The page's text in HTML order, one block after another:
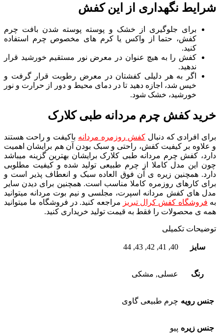
شرایط نگهداری از این کفش
برای جلوگیری از خشک و پوسته پوسته شدن بافت چرم
کفش، حتما از واکس یا کرم های مخصوص چرم استفاده
کنید.
کفش را به هیچ عنوان در معرض نور مستقیم خورشید قرار
ندهید.
اگر به هر دلیلی کفشتان در معرض رطوبت قرار گرفت و
خیس شد، اجازه دهید تا در دمای محیط و دور از حرارت و نور
خورشید، خشک شود.
خرید کفش چرم مردانه طبی کلارک
برای افرادی که دنبال کفش روزمره مردانه باکیفت و راحت هستند
و علاوه بر کیفیت کفش، راحتی و سبک بودن آن هم برایشان اهمیت
دارد، کفش چرم مردانه طبی کلارک برایشان بهترین گزینه میباشد
چون این مدل کاملا از چرم طبیعی تولید شده و کیفیت مطلوبی
دارد. همچنین زیره ی آن فوق العاده سبک و انعطاف پذیر است و
برای کارهای روزمره کاملا مناسب است. همچنین برای دیدن سایر
مدل های کفش مردانه اسپرت، مجلسی و نیم بوت مردانه میتوانید
به فروشگاه کفش کرال تبریز مراجعه کنید. در فروشگاه ما میتوانید
همه ی محصولات را فقط به قیمت تولید خریداری کنید.
توضیحات تکمیلی
سایز 40, 41, 42, 43, 44
رنگ عسلی, مشکی
جنس رویه چرم طبیعی گاوی
جنس زیره پیو